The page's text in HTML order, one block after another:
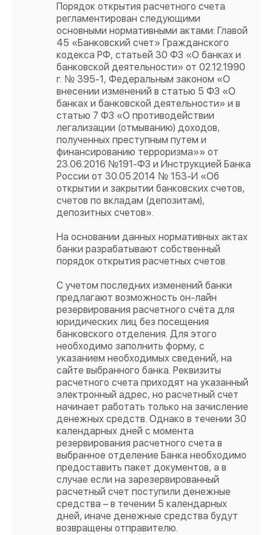
Порядок открытия расчетного счета
регламентирован следующими
основными нормативными актами: Главой
45 «Банковский счет» Гражданского
кодекса РФ, статьей 30 ФЗ «О банках и
банковской деятельности» от 02.12.1990
г. № 395-1, Федеральным законом «О
внесении изменений в статью 5 ФЗ «О
банках и банковской деятельности» и в
статью 7 ФЗ «О противодействии
легализации (отмыванию) доходов,
полученных преступным путем и
финансированию терроризма»» от
23.06.2016 №191-ФЗ и Инструкцией Банка
России от 30.05.2014 № 153-И «Об
открытии и закрытии банковских счетов,
счетов по вкладам (депозитам),
депозитных счетов».
На основании данных нормативных актах
банки разрабатывают собственный
порядок открытия расчетных счетов.
С учетом последних изменений банки
предлагают возможность он-лайн
резервирования расчетного счёта для
юридических лиц без посещения
банковского отделения. Для этого
необходимо заполнить форму, с
указанием необходимых сведений, на
сайте выбранного банка. Реквизиты
расчетного счета приходят на указанный
электронный адрес, но расчетный счет
начинает работать только на зачисление
денежных средств. Однако в течении 30
календарных дней с момента
резервирования расчетного счета в
выбранное отделение Банка необходимо
предоставить пакет документов, а в
случае если на зарезервированный
расчетный счет поступили денежные
средства – в течении 5 календарных
дней, иначе денежные средства будут
возвращены отправителю.